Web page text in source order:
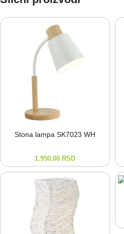
Stona lampa SK7023 WH
1.950,00 RSD